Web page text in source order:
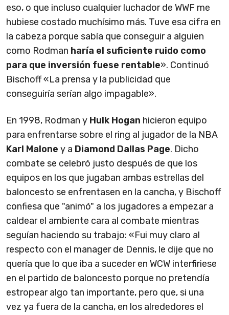
eso, o que incluso cualquier luchador de WWF me
hubiese costado muchísimo más. Tuve esa cifra en
la cabeza porque sabía que conseguir a alguien
como Rodman haría el suficiente ruido como
para que inversión fuese rentable». Continuó
Bischoff «La prensa y la publicidad que
conseguiría serían algo impagable».
En 1998, Rodman y Hulk Hogan hicieron equipo
para enfrentarse sobre el ring al jugador de la NBA
Karl Malone y a Diamond Dallas Page. Dicho
combate se celebró justo después de que los
equipos en los que jugaban ambas estrellas del
baloncesto se enfrentasen en la cancha, y Bischoff
confiesa que "animó" a los jugadores a empezar a
caldear el ambiente cara al combate mientras
seguían haciendo su trabajo: «Fui muy claro al
respecto con el manager de Dennis, le dije que no
quería que lo que iba a suceder en WCW interfiriese
en el partido de baloncesto porque no pretendía
estropear algo tan importante, pero que, si una
vez ya fuera de la cancha, en los alrededores el